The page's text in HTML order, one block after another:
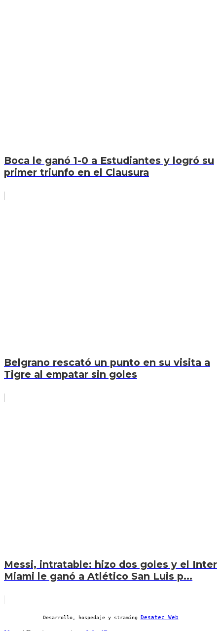
Boca le ganó 1-0 a Estudiantes y logró su
primer triunfo en el Clausura
Belgrano rescató un punto en su visita a
Tigre al empatar sin goles
Messi, intratable: hizo dos goles y el Inter
Miami le ganó a Atlético San Luis p...
Desarrollo, hospedaje y straming Desatec Web